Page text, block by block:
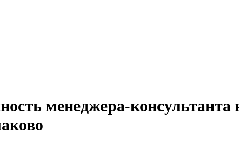
менеджера-консультанта